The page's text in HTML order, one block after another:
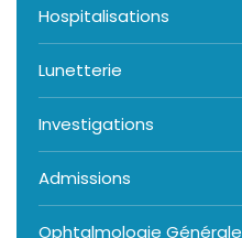
Hospitalisations
Lunetterie
Investigations
Admissions
Ophtalmologie Générale